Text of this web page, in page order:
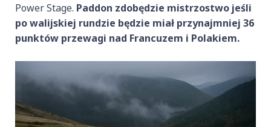
Power Stage. Paddon zdobędzie mistrzostwo jeśli
po walijskiej rundzie będzie miał przynajmniej 36
punktów przewagi nad Francuzem i Polakiem.